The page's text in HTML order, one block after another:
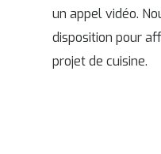
un appel vidéo.
disposition pour
projet de cuisine.